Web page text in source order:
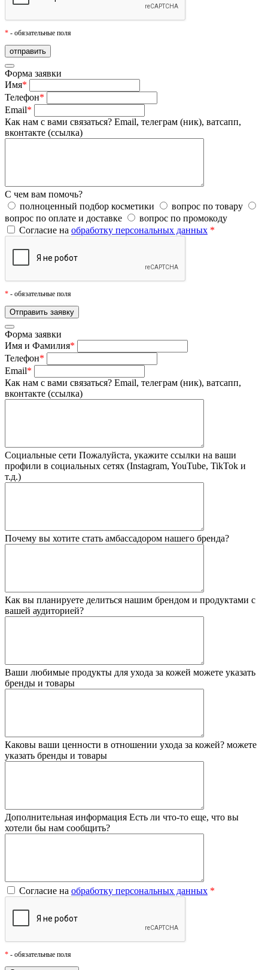
* - обязательные поля
Форма заявки
Имя*
Телефон*
Email*
Как нам с вами связаться? Email, телеграм (ник), ватсапп,
вконтакте (ссылка)
С чем вам помочь?
полноценный подбор косметики
вопрос по товару
вопрос по оплате и доставке
вопрос по промокоду
Согласие на обработку персональных данных *
* - обязательные поля
Форма заявки
Имя и Фамилия*
Телефон*
Email*
Как нам с вами связаться? Email, телеграм (ник), ватсапп,
вконтакте (ссылка)
Социальные сети Пожалуйста, укажите ссылки на ваши
профили в социальных сетях (Instagram, YouTube, TikTok и
т.д.)
Почему вы хотите стать амбассадором нашего бренда?
Как вы планируете делиться нашим брендом и продуктами с
вашей аудиторией?
Ваши любимые продукты для ухода за кожей можете указать
бренды и товары
Каковы ваши ценности в отношении ухода за кожей? можете
указать бренды и товары
Дополнительная информация Есть ли что-то еще, что вы
хотели бы нам сообщить?
Согласие на обработку персональных данных *
* - обязательные поля